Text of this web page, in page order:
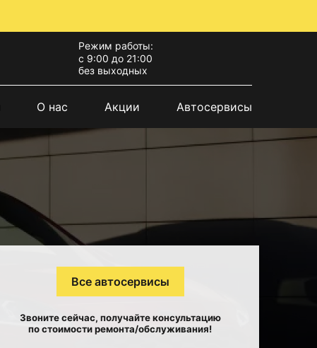
Режим работы:
с 9:00 до 21:00
без выходных
О нас Акции Автосервисы
Все автосервисы
Звоните сейчас, получайте консультацию
по стоимости ремонта/обслуживания!